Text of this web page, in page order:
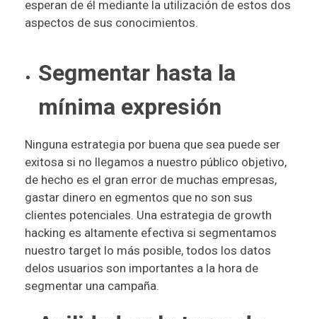
esperan de él mediante la utilización de estos dos
aspectos de sus conocimientos.
Segmentar hasta la
mínima expresión
Ninguna estrategia por buena que sea puede ser
exitosa si no llegamos a nuestro público objetivo,
de hecho es el gran error de muchas empresas,
gastar dinero en egmentos que no son sus
clientes potenciales. Una estrategia de growth
hacking es altamente efectiva si segmentamos
nuestro target lo más posible, todos los datos
delos usuarios son importantes a la hora de
segmentar una campaña.